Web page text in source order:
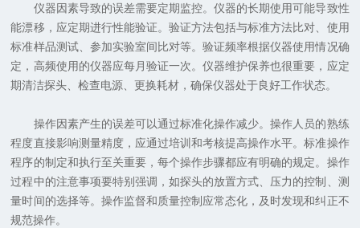
仪器因素导致的误差需要定期监控。仪器的长期使用可能导致性
能漂移，应定期进行性能验证。验证方法包括与标准方法比对、使用
标准样品测试、参加实验室间比对等。验证频率根据仪器使用情况确
定，高频使用的仪器应每月验证一次。仪器维护保养也很重要，应定
期清洁探头、检查电源、更换耗材，确保仪器处于良好工作状态。
操作因素产生的误差可以通过标准化操作减少。操作人员的熟练
程度直接影响测量精度，应通过培训和考核提高操作水平。标准操作
程序的制定和执行至关重要，每个操作步骤都应有明确的规定。操作
过程中的注意事项要特别强调，如探头的放置方式、压力的控制、测
量时间的选择等。操作监督和质量控制应常态化，及时发现和纠正不
规范操作。